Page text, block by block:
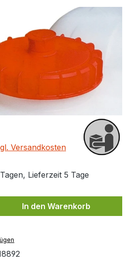
Versandkosten
Lieferzeit 5 Tage
Gib den
In den Warenkorb